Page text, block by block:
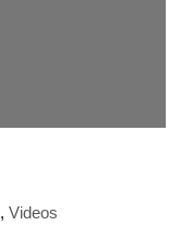
, Videos